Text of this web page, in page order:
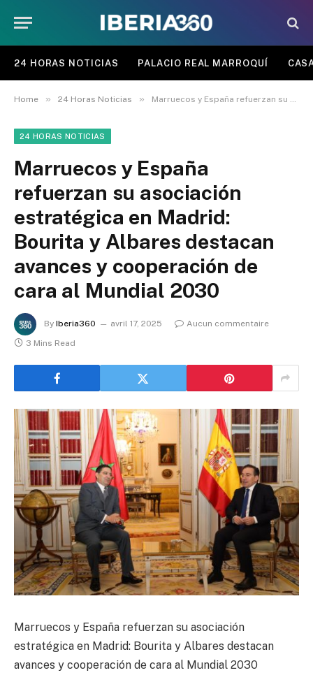
24 HORAS NOTICIAS PALACIO REAL MARROQUÍ
Home » 24 Horas Noticias » Marruecos y España refuerzan su asociación estratégica en Madrid: Bourita y Albares destacan avances y cooperación de cara al Mundial 2030
24 HORAS NOTICIAS
Marruecos y España
refuerzan su asociación
estratégica en Madrid:
Bourita y Albares destacan
avances y cooperación de
cara al Mundial 2030
By Iberia360 avril 17, 2025
Aucun commentaire
3 Mins Read
Marruecos y España refuerzan su asociación
estratégica en Madrid: Bourita y Albares destacan
avances y cooperación de cara al Mundial 2030